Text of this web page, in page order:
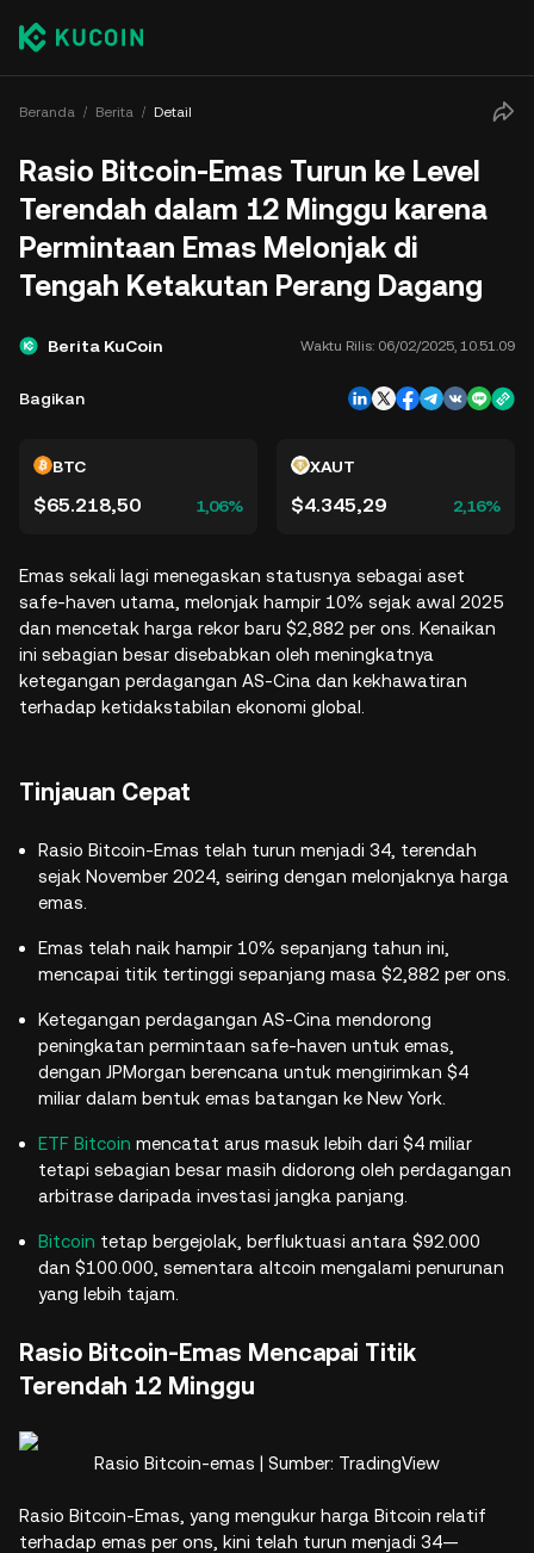
Beranda Berita Detail
Rasio Bitcoin-Emas Turun ke Level
Terendah dalam 12 Minggu karena
Permintaan Emas Melonjak di
Tengah Ketakutan Perang Dagang
Berita KuCoin Waktu Rilis: 06/02/2025, 10.51.09
Bagikan
BTC
$65.218,50 1,06%
XAUT
$4.345,29 2,16%
Emas sekali lagi menegaskan statusnya sebagai aset
safe-haven utama, melonjak hampir 10% sejak awal 2025
dan mencetak harga rekor baru $2,882 per ons. Kenaikan
ini sebagian besar disebabkan oleh meningkatnya
ketegangan perdagangan AS-Cina dan kekhawatiran
terhadap ketidakstabilan ekonomi global.
Tinjauan Cepat
Rasio Bitcoin-Emas telah turun menjadi 34, terendah
sejak November 2024, seiring dengan melonjaknya harga
emas.
Emas telah naik hampir 10% sepanjang tahun ini,
mencapai titik tertinggi sepanjang masa $2,882 per ons.
Ketegangan perdagangan AS-Cina mendorong
peningkatan permintaan safe-haven untuk emas,
dengan JPMorgan berencana untuk mengirimkan $4
miliar dalam bentuk emas batangan ke New York.
ETF Bitcoin mencatat arus masuk lebih dari $4 miliar
tetapi sebagian besar masih didorong oleh perdagangan
arbitrase daripada investasi jangka panjang.
Bitcoin tetap bergejolak, berfluktuasi antara $92.000
dan $100.000, sementara altcoin mengalami penurunan
yang lebih tajam.
Rasio Bitcoin-Emas Mencapai Titik
Terendah 12 Minggu
Rasio Bitcoin-emas | Sumber: TradingView
Rasio Bitcoin-Emas, yang mengukur harga Bitcoin relatif
terhadap emas per ons, kini telah turun menjadi 34—